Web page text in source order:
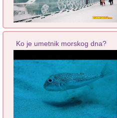
Ko je umetnik morskog dna?